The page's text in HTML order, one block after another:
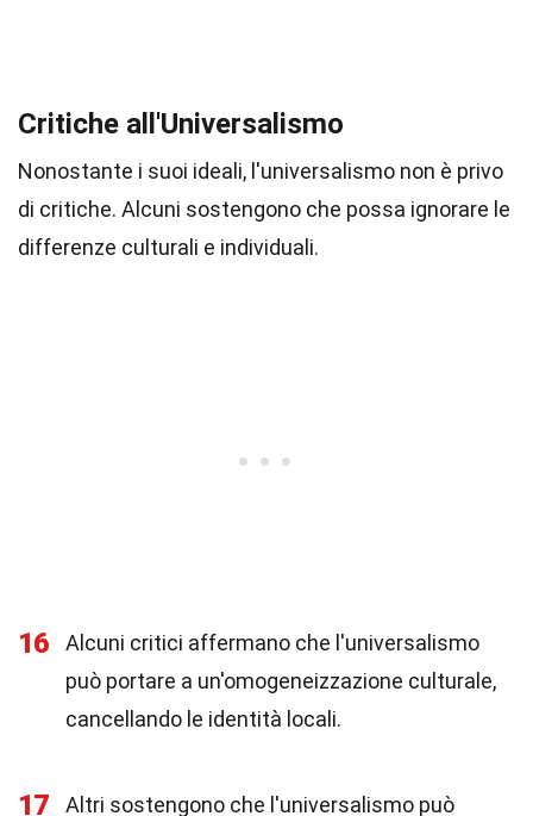
Critiche all'Universalismo
Nonostante i suoi ideali, l'universalismo non è privo
di critiche. Alcuni sostengono che possa ignorare le
differenze culturali e individuali.
16
Alcuni critici affermano che l'universalismo
può portare a un'omogeneizzazione culturale,
cancellando le identità locali.
17 Altri sostengono che l'universalismo può